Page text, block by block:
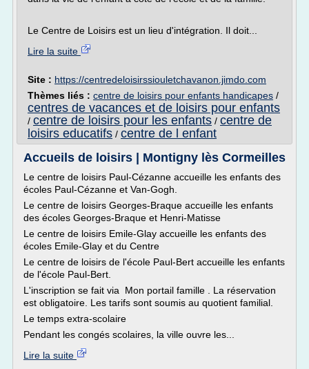
Le Centre de Loisirs est un lieu d'intégration. Il doit...
Lire la suite
Site : https://centredeloisirssiouletchavanon.jimdo.com
Thèmes liés : centre de loisirs pour enfants handicapes /
centres de vacances et de loisirs pour enfants
/ centre de loisirs pour les enfants / centre de
loisirs educatifs / centre de l enfant
Accueils de loisirs | Montigny lès Cormeilles
Le centre de loisirs Paul-Cézanne accueille les enfants des
écoles Paul-Cézanne et Van-Gogh.
Le centre de loisirs Georges-Braque accueille les enfants
des écoles Georges-Braque et Henri-Matisse
Le centre de loisirs Emile-Glay accueille les enfants des
écoles Emile-Glay et du Centre
Le centre de loisirs de l'école Paul-Bert accueille les enfants
de l'école Paul-Bert.
L'inscription se fait via Mon portail famille . La réservation
est obligatoire. Les tarifs sont soumis au quotient familial.
Le temps extra-scolaire
Pendant les congés scolaires, la ville ouvre les...
Lire la suite